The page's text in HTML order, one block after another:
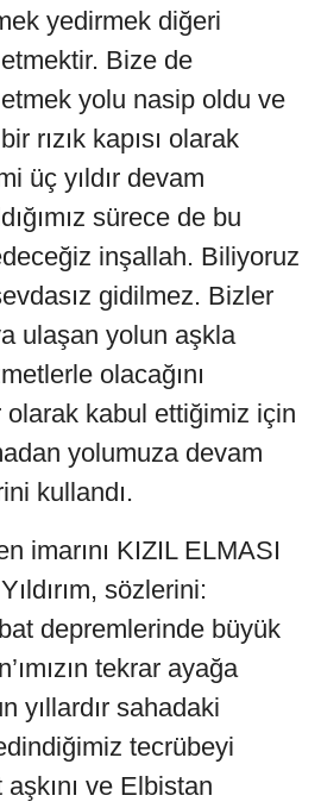
yedirmek diğeri
Bize de
yolu nasip oldu ve
rızık kapısı olarak
üç yıldır devam
sürece de bu
inşallah. Biliyoruz
gidilmez. Bizler
ulaşan yolun aşkla
olacağını
kabul ettiğimiz için
yolumuza devam
kullandı.
imarını KIZIL ELMASI
sözlerini:
depremlerinde büyük
tekrar ayağa
yıllardır sahadaki
tecrübeyi
ve Elbistan